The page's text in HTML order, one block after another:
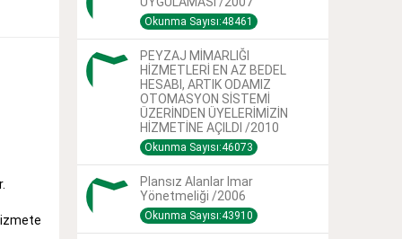
Okunma Sayısı:48461
PEYZAJ MİMARLIĞI
HİZMETLERİ EN AZ BEDEL
HESABI, ARTIK ODAMIZ
OTOMASYON SİSTEMİ
ÜZERİNDEN ÜYELERİMİZİN
HİZMETİNE AÇILDI /2010
Okunma Sayısı:46073
Plansız Alanlar Imar
Yönetmeliği /2006
Okunma Sayısı:43910